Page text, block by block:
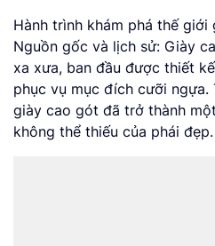
Hành trình khám phá thế giới
Nguồn gốc và lịch sử: Giày
xa xưa, ban đầu được thiết
phục vụ mục đích cưỡi ngựa.
giày cao gót đã trở thành
không thể thiếu của phái đẹp.